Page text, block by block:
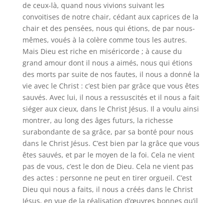
de ceux-là, quand nous vivions suivant les
convoitises de notre chair, cédant aux caprices de la
chair et des pensées, nous qui étions, de par nous-
mêmes, voués à la colère comme tous les autres.
Mais Dieu est riche en miséricorde ; à cause du
grand amour dont il nous a aimés, nous qui étions
des morts par suite de nos fautes, il nous a donné la
vie avec le Christ : c’est bien par grâce que vous êtes
sauvés. Avec lui, il nous a ressuscités et il nous a fait
siéger aux cieux, dans le Christ Jésus. Il a voulu ainsi
montrer, au long des âges futurs, la richesse
surabondante de sa grâce, par sa bonté pour nous
dans le Christ Jésus. C’est bien par la grâce que vous
êtes sauvés, et par le moyen de la foi. Cela ne vient
pas de vous, c’est le don de Dieu. Cela ne vient pas
des actes : personne ne peut en tirer orgueil. C’est
Dieu qui nous a faits, il nous a créés dans le Christ
Jésus, en vue de la réalisation d’œuvres bonnes qu’il